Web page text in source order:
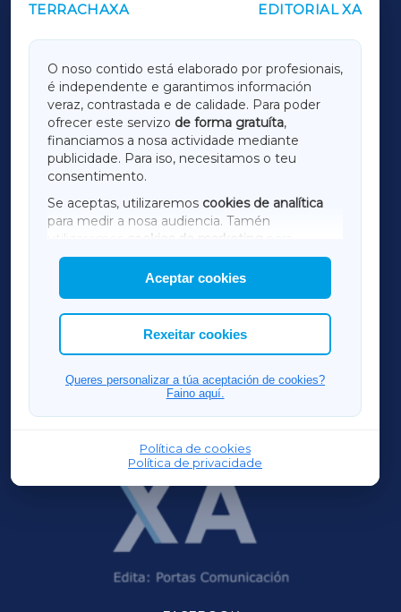
TERRACHAXA EDITORIAL XA
O noso contido está elaborado por profesionais,
é independente e garantimos información
veraz, contrastada e de calidade. Para poder
ofrecer este servizo de forma gratuíta,
financiamos a nosa actividade mediante
publicidade. Para iso, necesitamos o teu
consentimento.
Se aceptas, utilizaremos cookies de analítica
para medir a nosa audiencia. Tamén
utilizaremos
cookies de marketing
mostrar publicidade de terceiros.
Así mesmo, podes personalizar a elección das
cookies que desexas permitir.
Aceptar cookies
Rexeitar cookies
Queres personalizar a túa aceptación de cookies?
Faino aquí.
Política de cookies
Política de privacidade
OUTROS PERIÓDICOS
LUGOXA
TERRACHAXA
AMARIÑAXA
RIBEIRASACRAXA
ACORUÑAXA
FERROLXA
OURENSEXA